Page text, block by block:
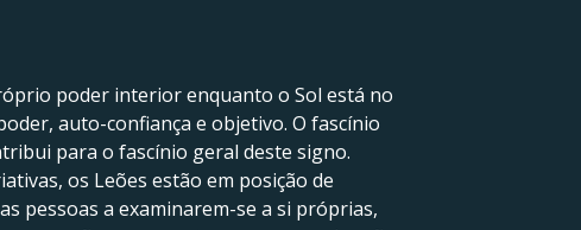
poder interior enquanto o Sol está no
auto-confiança e objetivo. O fascínio
para o fascínio geral deste signo.
os Leões estão em posição de
pessoas a examinarem-se a si próprias,